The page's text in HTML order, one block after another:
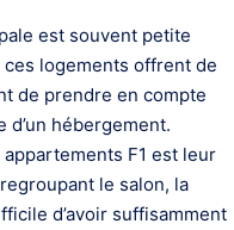
est souvent petite
ces logements offrent de
de prendre en compte
hébergement.
appartements F1 est leur
le salon, la
d’avoir suffisamment